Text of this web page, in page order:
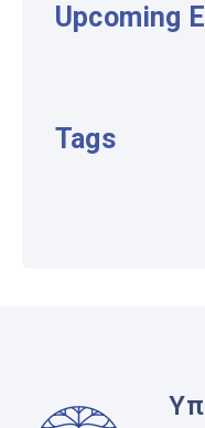
Upcoming
Tags